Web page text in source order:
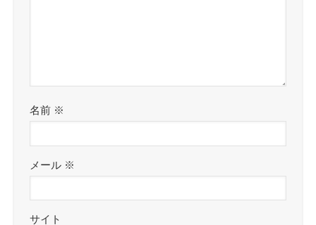
名前 ※
メール ※
サイト